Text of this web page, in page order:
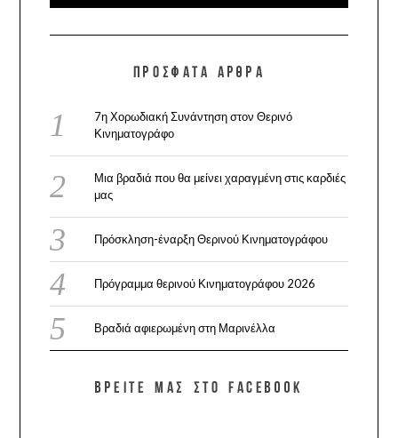
ΠΡΌΣΦΑΤΑ ΆΡΘΡΑ
7η Χορωδιακή Συνάντηση στον Θερινό
Κινηματογράφο
Μια βραδιά που θα μείνει χαραγμένη στις καρδιές
μας
Πρόσκληση-έναρξη Θερινού Κινηματογράφου
Πρόγραμμα θερινού Κινηματογράφου 2026
Βραδιά αφιερωμένη στη Μαρινέλλα
ΒΡΕΊΤΕ ΜΑΣ ΣΤΟ FACEBOOK